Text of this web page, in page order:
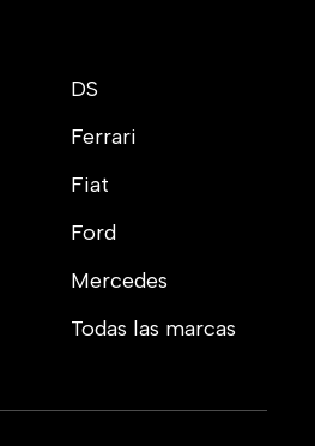
DS
Ferrari
Fiat
Ford
Mercedes
Todas las marcas